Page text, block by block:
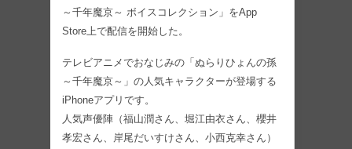
～千年魔京～ ボイスコレクション」をApp
Store上で配信を開始した。
テレビアニメでおなじみの「ぬらりひょんの孫
～千年魔京～」の人気キャラクターが登場する
iPhoneアプリです。
人気声優陣（福山潤さん、堀江由衣さん、櫻井
孝宏さん、岸尾だいすけさん、小西克幸さん）